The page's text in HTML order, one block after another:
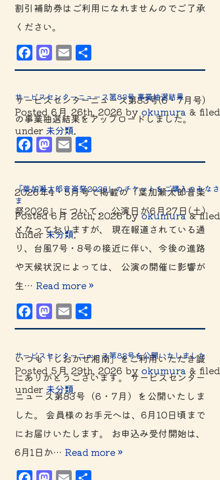
割引補助券はご利用になれませんのでご了承
ください。
Facebook
Mastodon
Email
有
サービスセンターニュース第83号 事業抽選結果
Posted6月 26th, 2026 byokumura & filed
under 未分類.
サービスセンターニュース第83号(6・7月号)
の事業抽選結果をアップロードしました。
Facebook
Mastodon
Email
有
『葉加瀬太郎音楽祭2026』のチケットをご購入のみなさ
ま
Posted6月 26th, 2026byokumura &filed
under 未分類.
2026年4・5月号で掲載の『葉加瀬太郎音楽
祭2026』について、 公演日が6月27日(土)
となっておりますが、 現在報道されている通
り、台風7号・8号の接近に伴い、今後の進路
や天候状況によっては、 公演の開催に影響が
生… Read more »
Facebook
Mastodon
Email
有
サービスセンターニュース第83号を公開いたしました
Posted5月 29th, 2026 byokumura & filed
under 未分類.
いつも「しおかぜ湘南」をご利用いただき誠
にありがとうございます。 サービスセンター
ニュース第83号（6・7月）を公開いたしま
した。 会員様のお手元へは、6月10日頃まで
にお届けいたします。 お申込み受付開始は、
6月1日か… Read more »